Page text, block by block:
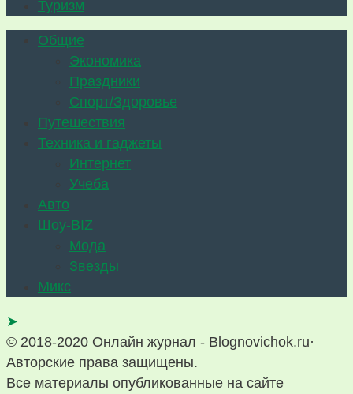
Туризм
Общие
Экономика
Праздники
Спорт/Здоровье
Путешествия
Техника и гаджеты
Интернет
Учеба
Авто
Шоу-BIZ
Мода
Звезды
Микс
➤
© 2018-2020 Онлайн журнал - Blognovichok.ru·
Авторские права защищены.
Все материалы опубликованные на сайте